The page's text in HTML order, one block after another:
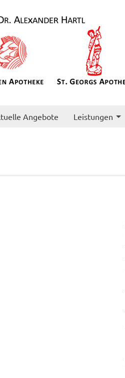
Angebote Leistungen